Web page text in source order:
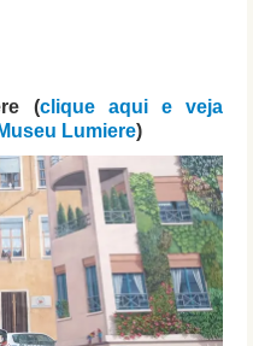
(clique aqui e veja
Lumiere)